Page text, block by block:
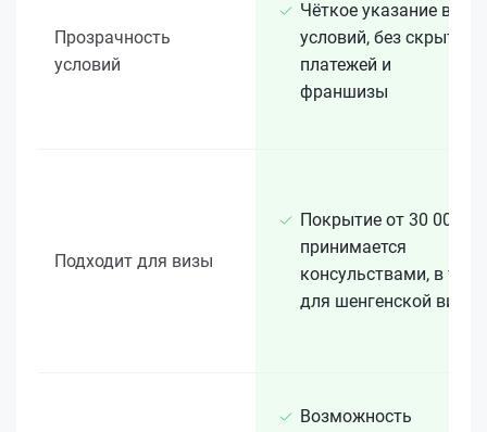
Прозрачность
условий
Чёткое указание всех
условий, без скрытых
платежей и
франшизы
Подходит для визы
Покрытие от 30 000 €
принимается
консульствами, в т. ч.
для шенгенской визы
Возможность